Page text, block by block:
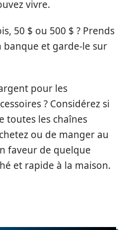
vivre.
50 $ ou 500 $ ? Prends
banque et garde-le sur
pour les
? Considérez si
toutes les chaînes
ou de manger au
faveur de quelque
et rapide à la maison.